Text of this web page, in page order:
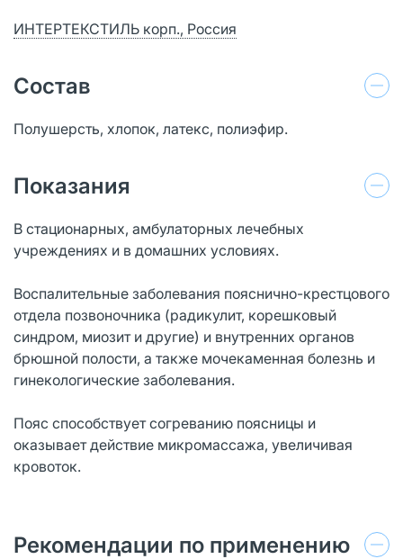
ИНТЕРТЕКСТИЛЬ корп., Россия
Состав
Полушерсть, хлопок, латекс, полиэфир.
Показания
В стационарных, амбулаторных лечебных
учреждениях и в домашних условиях.
Воспалительные заболевания пояснично-крестцового
отдела позвоночника (радикулит, корешковый
синдром, миозит и другие) и внутренних органов
брюшной полости, а также мочекаменная болезнь и
гинекологические заболевания.
Пояс способствует согреванию поясницы и
оказывает действие микромассажа, увеличивая
кровоток.
Рекомендации по применению